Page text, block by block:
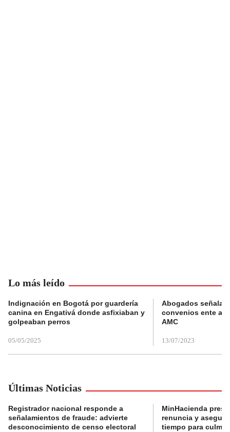
Lo más leído
Indignación en Bogotá por guardería
canina en Engativá donde asfixiaban y
golpeaban perros
05/05/2025
Abogados
convenios ente
AMC
13/07/2023
Últimas Noticias
Registrador nacional responde a
señalamientos de fraude: advierte
desconocimiento de censo electoral
MinHacienda
renuncia y
tiempo para